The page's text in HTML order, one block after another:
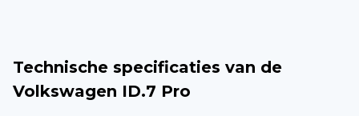
Technische specificaties van de
Volkswagen ID.7 Pro